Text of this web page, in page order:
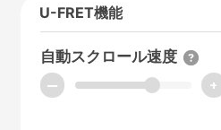
U-FRET機能
自動スクロール速度
ー +